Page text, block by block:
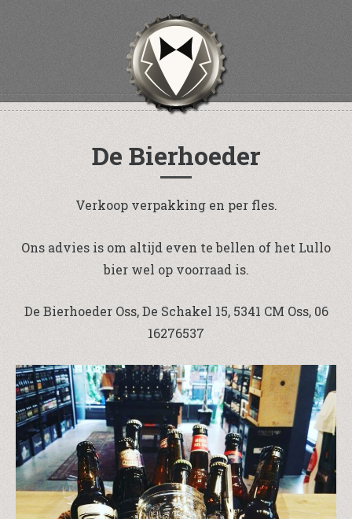
De Bierhoeder
Verkoop verpakking en per fles.
Ons advies is om altijd even te bellen of het Lullo
bier wel op voorraad is.
De Bierhoeder Oss, De Schakel 15, 5341 CM Oss, 06
16276537